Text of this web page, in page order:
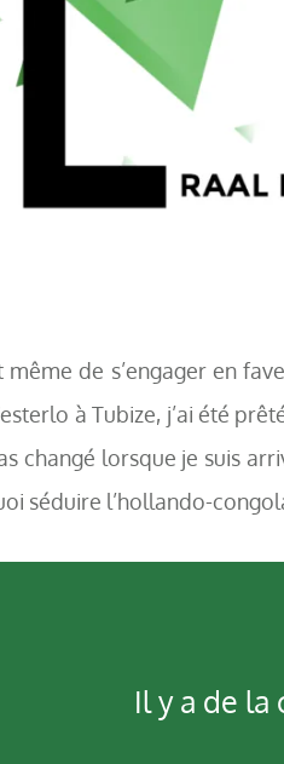
même de s’engager en
à Tubize, j’ai été
changé lorsque je suis
séduire l’hollando-
Il y a de la